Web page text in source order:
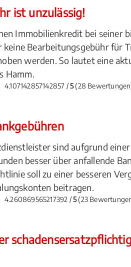
ist unzulässig!
Immobilienkredit bei seiner
keine Bearbeitungsgebühr für
werden. So lautet eine
Hamm.
4.107142857142857 /5(28
sind aufgrund
besser über anfallende
soll zu einer besseren
beitragen.
4.260869565217392 /5(23